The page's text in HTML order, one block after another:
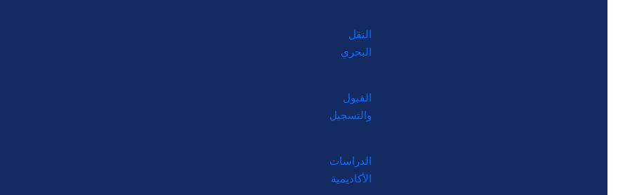
النقل
البحري
القبول
والتسجيل
الدراسات
الأكاديمية